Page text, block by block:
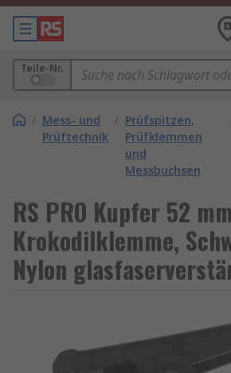
Teile-Nr.
/ Mess- und
Prüftechnik
/ Prüfspitzen,
Prüfklemmen
und
Messbuchsen
RS PRO Kupfer 52 mm
Krokodilklemme,
Nylon